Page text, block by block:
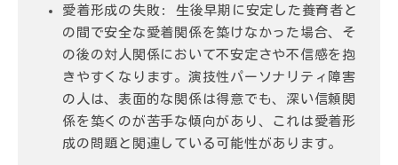
愛着形成の失敗:
生後早期に安定した養育者と
の間で安全な愛着関係を築けなかった場合、そ
の後の対人関係において不安定さや不信感を抱
きやすくなります。演技性パーソナリティ障害
の人は、表面的な関係は得意でも、深い信頼関
係を築くのが苦手な傾向があり、これは愛着形
成の問題と関連している可能性があります。